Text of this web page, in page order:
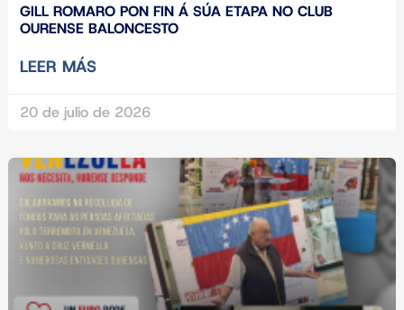
GILL ROMARO PON FIN Á SÚA ETAPA NO CLUB
OURENSE BALONCESTO
LEER MÁS
20 de julio de 2026